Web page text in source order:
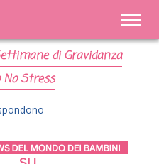
di Gravidanza
Stress